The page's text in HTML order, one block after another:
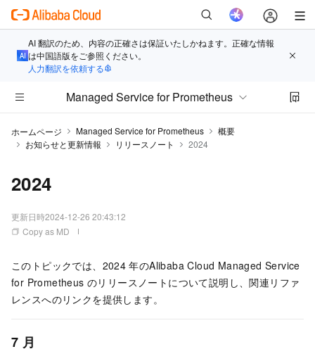
AI 翻訳のため、内容の正確さは保証いたしかねます。正確な情報
は中国語版をご参照ください。
人力翻訳を依頼する
Managed Service for Prometheus
ホームページ Managed Service for Prometheus
概要
お知らせと更新情報
リリースノート 2024
2024
更新日時2024-12-26 20:43:12
Copy as MD
このトピックでは、2024 年のAlibaba Cloud Managed Service
for Prometheus のリリースノートについて説明し、関連リファ
レンスへのリンクを提供します。
7 月